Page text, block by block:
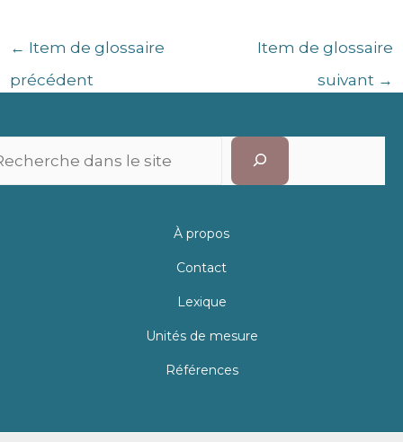
← Item de glossaire
précédent
Item de glossaire
suivant →
À propos
Contact
Lexique
Unités de mesure
Références